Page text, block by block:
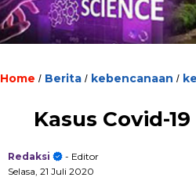
Home / Berita / kebencanaan /
Kasus Covid-
Redaksi
- Editor
Selasa, 21 Juli 2020